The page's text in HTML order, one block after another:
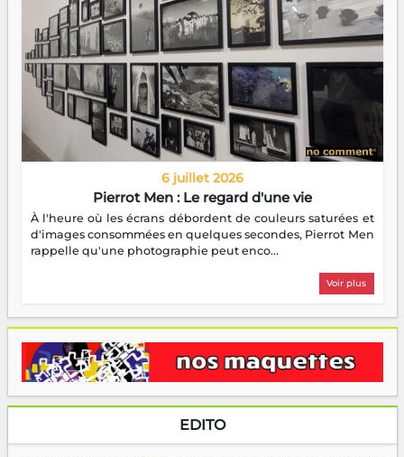
6 juillet 2026
Pierrot Men : Le regard d'une vie
À l'heure où les écrans débordent de couleurs saturées et
d'images consommées en quelques secondes, Pierrot Men
rappelle qu'une photographie peut enco...
Voir plus
EDITO